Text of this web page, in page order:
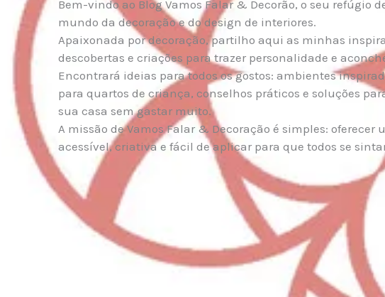
Bem-vindo ao Blog Vamos Falar & Decorão, o seu refúgio
mundo da decoração e do design de interiores.
Apaixonada por decoração, partilho aqui as minhas
descobertas e criações para trazer personalidade e
Encontrará ideias para todos os gostos: ambientes
para quartos de criança, conselhos práticos e soluções
sua casa sem gastar muito.
A missão de Vamos Falar & Decoração é simples: oferecer
acessível, criativa e fácil de aplicar para que todos se